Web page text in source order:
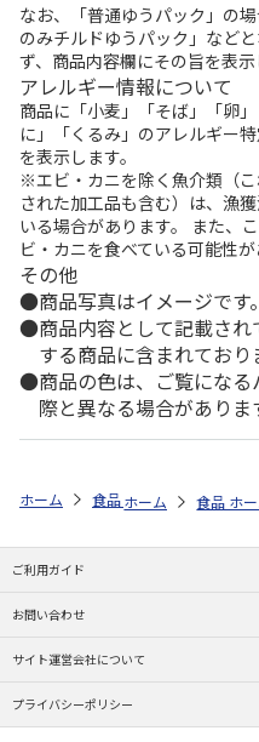
なお、「普通ゆうパック」の
のみチルドゆうパック」など
ず、商品内容欄にその旨を表示
アレルギー情報について
商品に「小麦」「そば」「卵
に」「くるみ」のアレルギー
を表示します。
※エビ・カニを除く魚介類（
された加工品も含む）は、漁
いる場合があります。 また、
ビ・カニを食べている可能性が
その他
商品写真はイメージです。
商品内容として記載さ
する商品に含まれており
商品の色は、ご覧にな
際と異なる場合がありま
ホーム 食品・グルメストア
ホーム 食品・
ホ
ご利用ガイド
お問い合わせ
サイト運営会社について
プライバシーポリシー